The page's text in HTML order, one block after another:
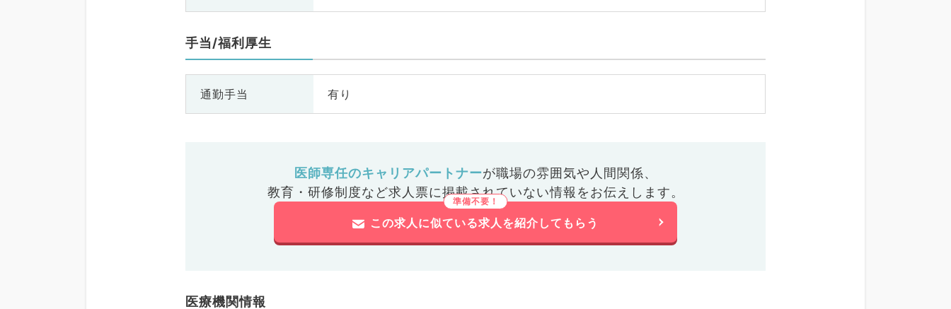
手当/福利厚生
通勤手当 有り
医師専任のキャリアパートナーが職場の雰囲気や人間関係、
教育・研修制度など求人票に掲載されていない情報をお伝えします。
この求人に似ている求人を紹介してもらう
医療機関情報